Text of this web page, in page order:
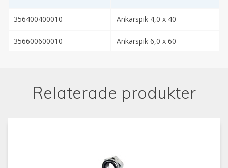
356400400010 Ankarspik 4,0 x 40
356600600010 Ankarspik 6,0 x 60
Relaterade produkter